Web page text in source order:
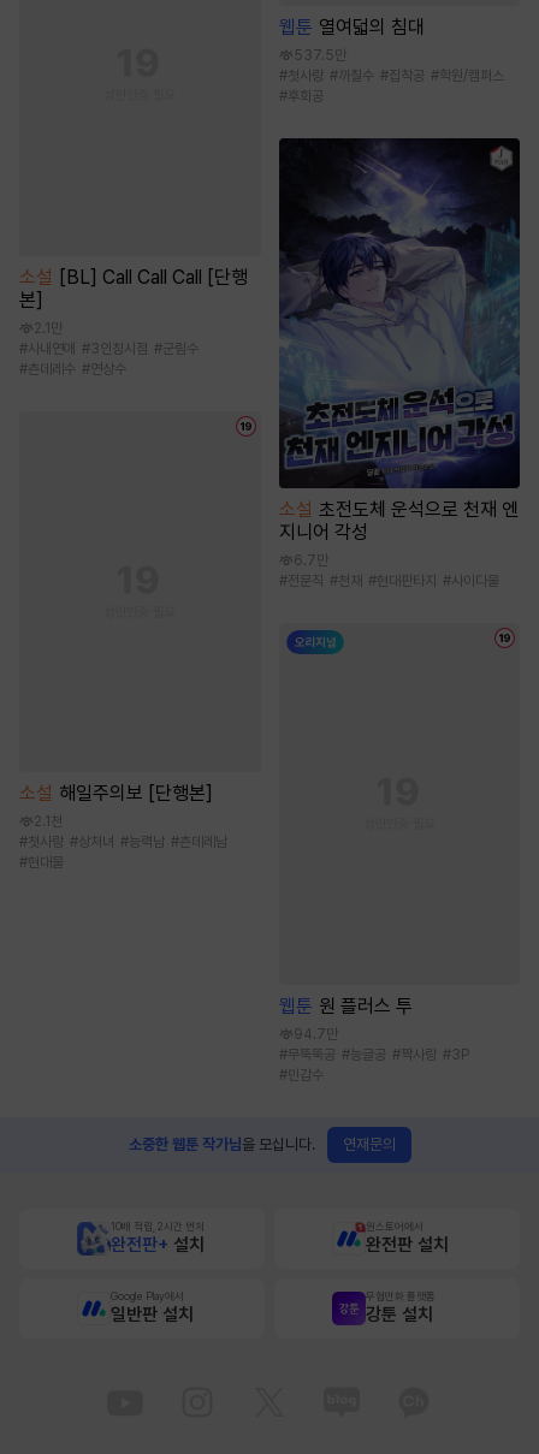
소설 [BL] Call Call Call [단행
본]
2.1만
#사내연애 #3인칭시점 #군림수
#츤데레수 #연상수
소설 해일주의보 [단행본]
2.1천
#첫사랑 #상처녀 #능력남 #츤데레남
#현대물
웹툰 열여덟의 침대
537.5만
#첫사랑 #까칠수 #집착공 #학원/캠퍼스
#후회공
소설 초전도체 운석으로 천재 엔
지니어 각성
6.7만
#전문직 #천재 #현대판타지 #사이다물
웹툰 원 플러스 투
94.7만
#무뚝뚝공 #능글공 #짝사랑 #3P
#민감수
소중한 웹툰 작가님을 모십니다. 연재문의
10배 적립, 2시간 먼저
완전판+ 설치
원스토어에서
완전판 설치
Google Play에서
일반판 설치
무협만화 플랫폼
강툰 설치